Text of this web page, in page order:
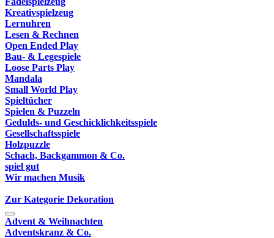
Kreativspielzeug
Lernuhren
Lesen & Rechnen
Open Ended Play
Bau- & Legespiele
Loose Parts Play
Mandala
Small World Play
Spieltücher
Spielen & Puzzeln
Gedulds- und Geschicklichkeitsspiele
Gesellschaftsspiele
Holzpuzzle
Schach, Backgammon & Co.
spiel gut
Wir machen Musik
Zur Kategorie Dekoration
Advent & Weihnachten
Adventskranz & Co.